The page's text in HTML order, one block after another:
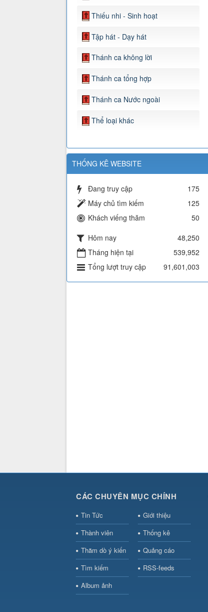
Thiếu nhi - Sinh hoạt
Tập hát - Dạy hát
Thánh ca không lời
Thánh ca tổng hợp
Thánh ca Nước ngoài
Thể loại khác
THỐNG KÊ WEBSITE
Đang truy cập
175
Máy chủ tìm kiếm
125
Khách viếng thăm
50
Hôm nay
48,250
Tháng hiện tại
539,952
Tổng lượt truy cập
91,601,003
CÁC CHUYÊN MỤC CHÍNH
Tin Tức
Giới thiệu
Thành viên
Thống kê
Thăm dò ý kiến
Quảng cáo
Tìm kiếm
RSS-feeds
Album ảnh